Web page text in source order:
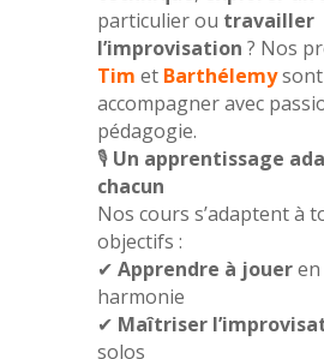
particulier ou travailler
l’improvisation ? Nos
Tim et Barthélemysont
accompagner avec
pédagogie.
🎙️ Un apprentissage
chacun
Nos cours s’adaptent à
objectifs :
✔ Apprendre à joueren
harmonie
✔ Maîtriser
solos